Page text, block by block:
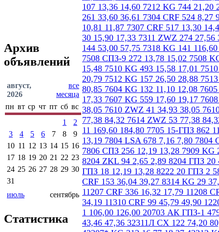
Архив
объявлений
август,
2026
все
месяца
пн вт ср чт пт сб вс
1
2
3
4 5 6 7 8
9
10 11 12 13 14 15 16
17 18 19 20 21 22 23
24 25 26 27 28 29 30
31
июль
сентябрь
Статистика